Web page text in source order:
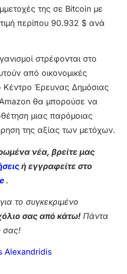
της σε Bitcoin με
περίπου 90.932 $ ανά
στρέφονται στο
από οικονομικές
Κέντρο Έρευνας Δημόσιας
Amazon θα μπορούσε να
μιας παρόμοιας
της αξίας των μετόχων.
νέα, βρείτε μας
ή εγγραφείτε στο
.
το συγκεκριμένο
σας από κάτω! Πάντα
σας!
Alexandridis